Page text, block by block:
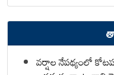
వర్షాల నేపథ్యంలో